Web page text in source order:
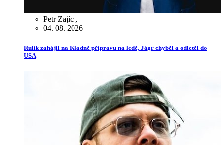
Petr Zajíc ,
04. 08. 2026
Rulík zahájil na Kladně přípravu na ledě, Jágr chyběl a odletěl do
USA